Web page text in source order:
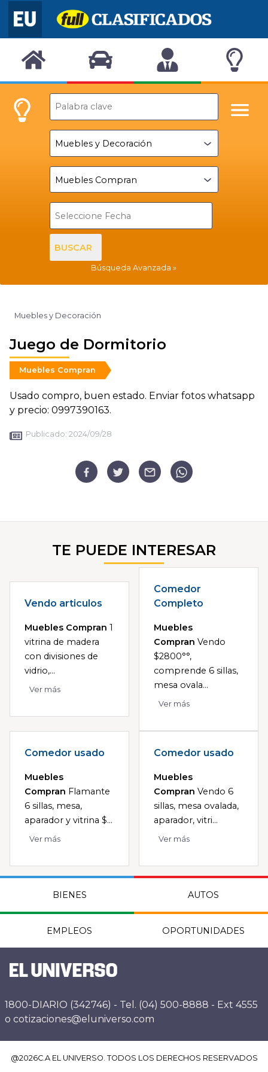
BUSCAR
Búsqueda Avanzada
Muebles y Decoración
Juego de Dormitorio
Muebles Compran
Usado compro, buen estado. Enviar fotos whatsapp
y precio: 0997390163.
Publicado: 2024/09/28
TE PUEDE INTERESAR
Vendo articulos
Muebles Compran 1
vitrina de madera
con divisiones de
vidrio,...
Ver más
Comedor
Completo
Muebles
Compran Vendo
$2800°°,
comprende 6 sillas,
mesa ovala...
Ver más
Comedor usado
Muebles
Compran Flamante
6 sillas, mesa,
aparador y vitrina $...
Ver más
Comedor usado
Muebles
Compran Vendo 6
sillas, mesa ovalada,
aparador, vitri...
Ver más
BIENES AUTOS
EMPLEOS OPORTUNIDADES
1800-DIARIO (342746) - Tel. (04) 500-8888 - Ext 4555
o cotizaciones@eluniverso.com
@2026C.A EL UNIVERSO. TODOS LOS DERECHOS RESERVADOS